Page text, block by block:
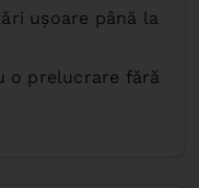
uşoare până la
o prelucrare fără